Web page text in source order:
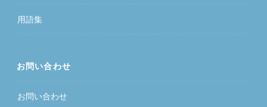
用語集
お問い合わせ
お問い合わせ